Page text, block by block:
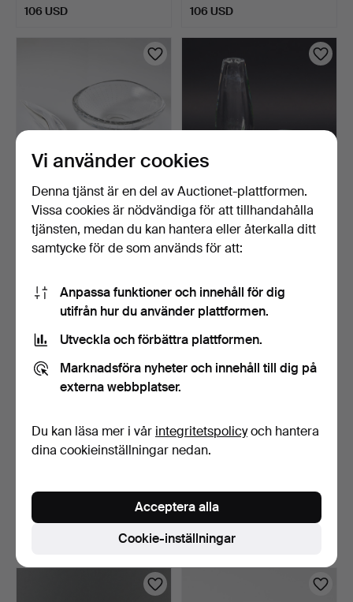
106 USD 106 USD
VICKE LINDSTRAND. Skål
och SKULPTUR, fisk,…
VICKE LINDSTRAND.
"Sjögräs", Orrefors, vas…
7 dagar
Pokal, Kosta Boda, signe…
Värdering
glas.
5 dagar
Värdering
53 USD
Vi använder cookies
Denna tjänst är en del av Auctionet-plattformen.
Vissa cookies är nödvändiga för att tillhandahålla
tjänsten, medan du kan hantera eller återkalla ditt
samtycke för de som används för att:
Anpassa funktioner och innehåll för dig
utifrån hur du använder plattformen.
Utveckla och förbättra plattformen.
Marknadsföra nyheter och innehåll till dig på
externa webbplatser.
Du kan läsa mer i vår integritetspolicyoch hantera
dina cookieinställningar nedan.
Cookie-inställningar
Acceptera alla